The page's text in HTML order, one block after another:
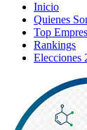
Inicio
Quienes
Top
Rankings
Elecciones